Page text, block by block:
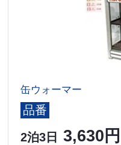
缶ウォーマー
品番
2泊3日 3,630円